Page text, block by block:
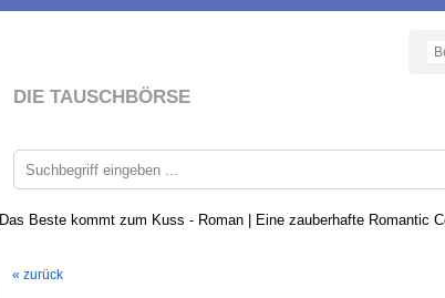
DIE TAUSCHBÖRSE
Das Beste kommt zum Kuss - Roman | Eine zauberhafte Romantic
« zurück